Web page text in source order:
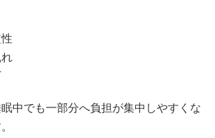
中でも一部分へ負担が集中しやすくな